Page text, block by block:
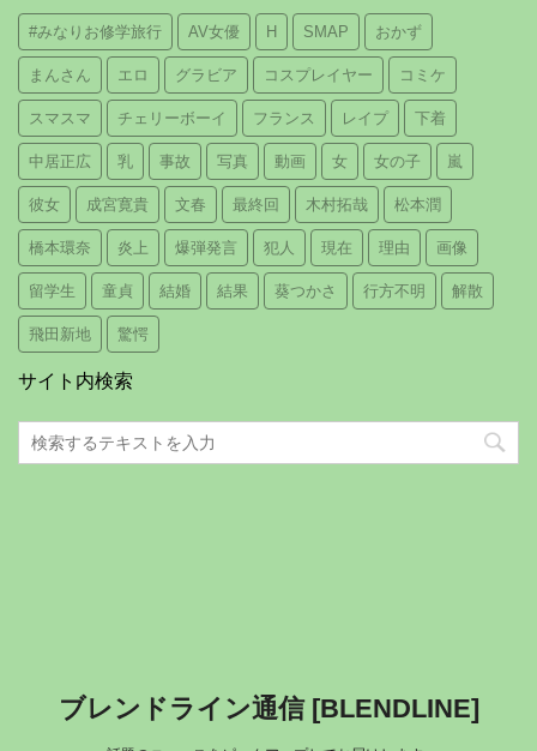
#みなりお修学旅行 AV女優 H SMAP おかず
まんさん エロ グラビア コスプレイヤー コミケ
スマスマ チェリーボーイ フランス レイプ 下着
中居正広 乳 事故 写真 動画 女 女の子 嵐
彼女 成宮寛貴 文春 最終回 木村拓哉 松本潤
橋本環奈 炎上 爆弾発言 犯人 現在 理由 画像
留学生 童貞 結婚 結果 葵つかさ 行方不明 解散
飛田新地 驚愕
サイト内検索
ブレンドライン通信 [BLENDLINE]